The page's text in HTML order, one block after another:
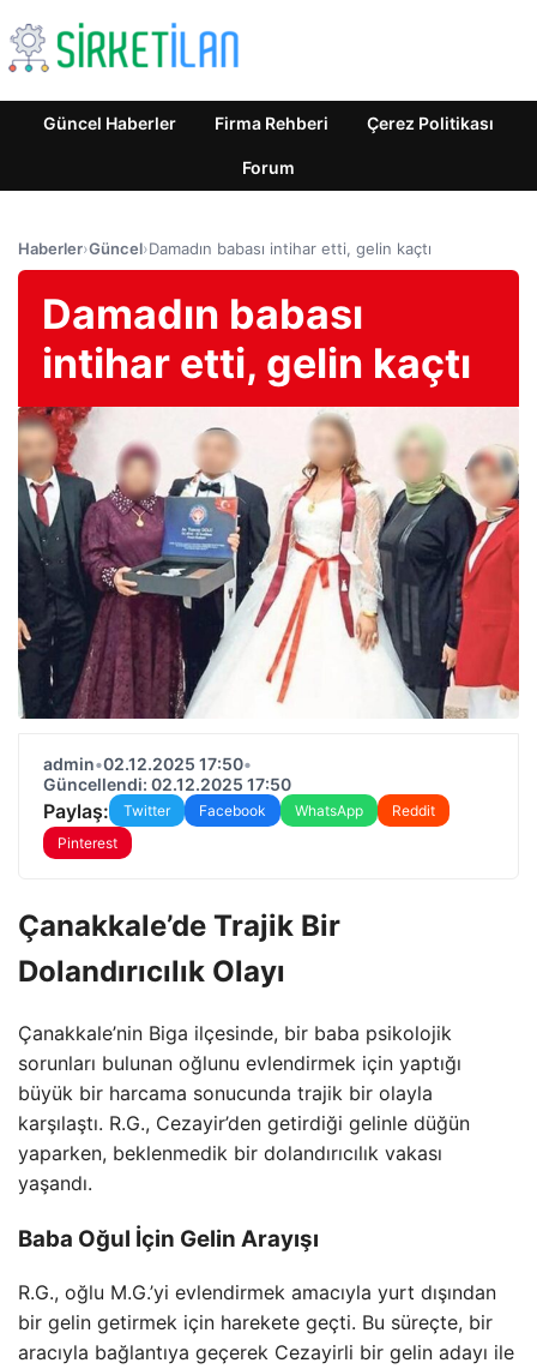
Güncel Haberler Firma Rehberi Çerez Politikası
Forum
Haberler›Güncel›Damadın babası intihar etti, gelin kaçtı
Damadın babası
intihar etti, gelin kaçtı
admin•02.12.2025 17:50•
Güncellendi: 02.12.2025 17:50
Paylaş: Twitter Facebook WhatsApp
Reddit
Pinterest
Çanakkale’de Trajik Bir
Dolandırıcılık Olayı
Çanakkale’nin Biga ilçesinde, bir baba psikolojik
sorunları bulunan oğlunu evlendirmek için yaptığı
büyük bir harcama sonucunda trajik bir olayla
karşılaştı. R.G., Cezayir’den getirdiği gelinle düğün
yaparken, beklenmedik bir dolandırıcılık vakası
yaşandı.
Baba Oğul İçin Gelin Arayışı
R.G., oğlu M.G.’yi evlendirmek amacıyla yurt dışından
bir gelin getirmek için harekete geçti. Bu süreçte, bir
aracıyla bağlantıya geçerek Cezayirli bir gelin adayı ile